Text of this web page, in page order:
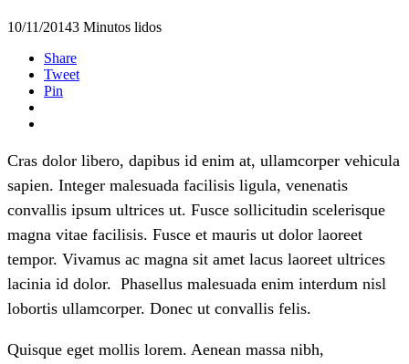
10/11/20143 Minutos lidos
Share
Tweet
Pin
Cras dolor libero, dapibus id enim at, ullamcorper vehicula
sapien. Integer malesuada facilisis ligula, venenatis
convallis ipsum ultrices ut. Fusce sollicitudin scelerisque
magna vitae facilisis. Fusce et mauris ut dolor laoreet
tempor. Vivamus ac magna sit amet lacus laoreet ultrices
lacinia id dolor. Phasellus malesuada enim interdum nisl
lobortis ullamcorper. Donec ut convallis felis.
Quisque eget mollis lorem. Aenean massa nibh,